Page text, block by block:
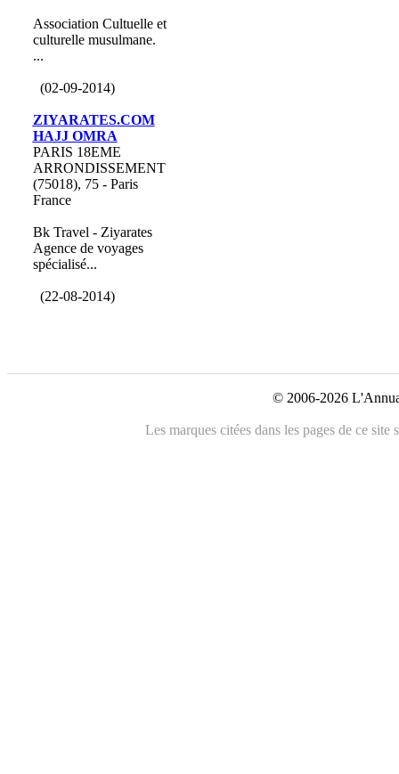
Association Cultuelle et
culturelle musulmane.
...
(02-09-2014)
ZIYARATES.COM
HAJJ OMRA
PARIS 18EME
ARRONDISSEMENT
(75018), 75 - Paris
France
Bk Travel - Ziyarates
Agence de voyages
spécialisé...
(22-08-2014)
© 2006-2026
Les marques citées dans les pages de ce